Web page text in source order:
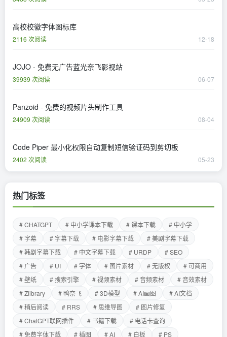
高校校徽字体图标库
2116 次阅读 12-18
JOJO - 免费无广告蓝光奈飞影视站
39939 次阅读 06-07
Panzoid - 免费的视频片头制作工具
24909 次阅读 08-04
Code Piper 最小化权限自动复制短信验证码到剪切板
2402 次阅读 05-23
热门标签
# CHATGPT # 中小学课本下载 # 课本下载
# 中小学
# 字幕
# 字幕下载 # 电影字幕下载
# 美剧字幕下载
# 韩剧字幕下载
# 中文字幕下载 # URDP
# SEO
# 广告
# UI # 字体 # 图片素材 # 无版权
# 可商用
# 壁纸
# 搜索引擎 # 视频素材 # 音频素材
# 音效素材
# Zlibrary
# 鸭奈飞 # 3D模型 # AI画图
# AI文档
# 稍后阅读
# RRS # 思维导图
# 图片修复
# ChatGPT联网插件
# 书籍下载
# 电话卡查询
# 免费字体下载
# 插图 # AI # 白板 # PS